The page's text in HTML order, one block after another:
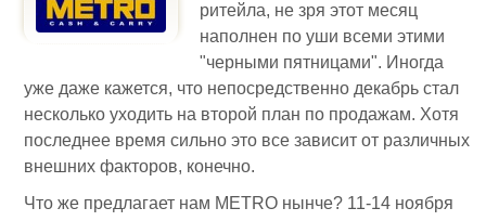
ритейла, не зря этот месяц
наполнен по уши всеми этими
"черными пятницами". Иногда
уже даже кажется, что непосредственно декабрь стал
несколько уходить на второй план по продажам. Хотя
последнее время сильно это все зависит от различных
внешних факторов, конечно.
Что же предлагает нам METRO нынче? 11-14 ноября